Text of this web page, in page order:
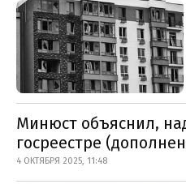
Минюст объяснил,
госреестре
4 ОКТЯБРЯ 2025, 11:48